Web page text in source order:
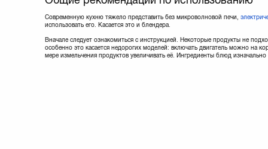
Современную кухню тяжело представить без микроволновой печи,
использовать его. Касается это и блендера.
Вначале следует ознакомиться с инструкцией. Некоторые продукты не
особенно это касается недорогих моделей: включать двигатель можно на
мере измельчения продуктов увеличивать её. Ингредиенты блюд